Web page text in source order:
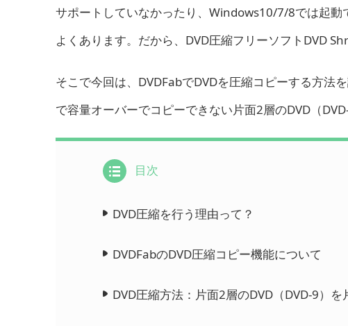
サポートしていなかったり、Windows10/7/8では起
よくあります。だから、DVD圧縮フリーソフトDVD
そこで今回は、DVDFabでDVDを圧縮コピーする方法
で容量オーバーでコピーできない片面2層のDVD（
目次
DVD圧縮を行う理由って？
DVDFabのDVD圧縮コピー機能について
DVD圧縮方法：片面2層のDVD（DVD-9）